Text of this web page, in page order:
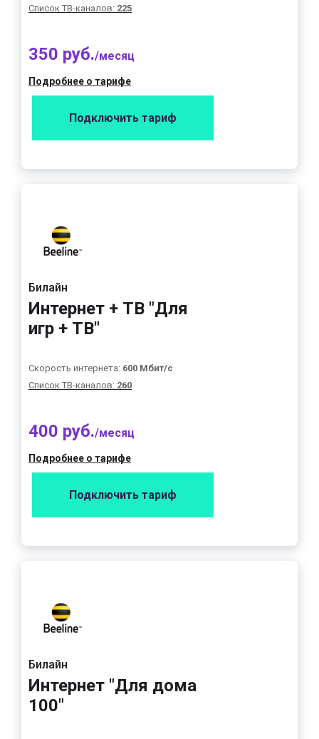
Список ТВ-каналов: 225
350 руб./месяц
Подробнее о тарифе
Подключить тариф
Билайн
Интернет + ТВ "Для
игр + ТВ"
Скорость интернета: 600 Мбит/с
Список ТВ-каналов: 260
400 руб./месяц
Подробнее о тарифе
Подключить тариф
Билайн
Интернет "Для дома
100"